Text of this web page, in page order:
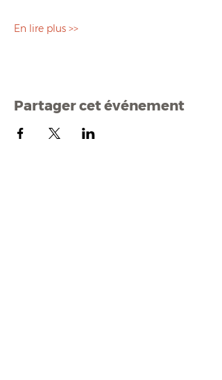
En lire plus >>
Partager cet événement